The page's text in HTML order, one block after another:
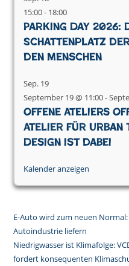
15:00- 18:00
Parking Day
Schattenplatz
den Menschen
Sep. 19
September 19 @ 11:00-
Offene Ateliers
Atelier für Urban
Design ist dabei
Kalender anzeigen
E-Auto wird zum neuen
Autoindustrie liefern
Niedrigwasser ist Klimafolge:
fordert konsequenten